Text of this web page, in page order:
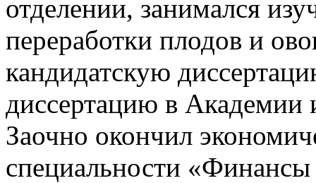
отделении, занимался
переработки плодов и
кандидатскую
диссертацию в
Заочно окончил
специальности «Финансы